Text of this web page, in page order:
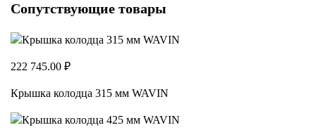
Сопутствующие товары
222 745.00 ₽
Крышка колодца 315 мм WAVIN